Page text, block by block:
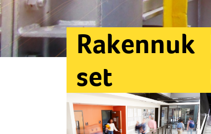
Rakennuk
set